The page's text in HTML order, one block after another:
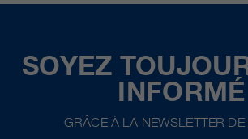
SOYEZ
INFORMÉ
GRÂCE À LA NEWSLETTER DE